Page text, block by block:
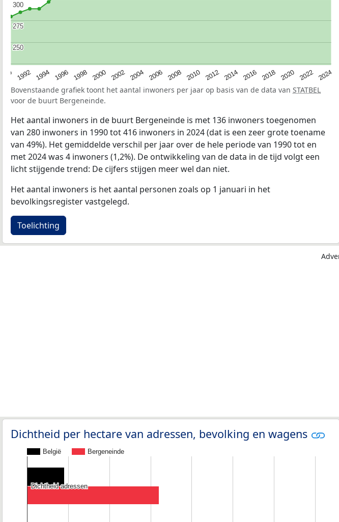
1992 1994 1996 1998 2000 2002 2004 2006 2008 2010 2012 2014 2016 2018 2020 2022 2024
250
250
275
275
300
300
Bovenstaande grafiek toont het aantal inwoners per jaar op basis van de data van STATBEL
voor de buurt Bergeneinde.
Het aantal inwoners in de buurt Bergeneinde is met 136 inwoners toegenomen
van 280 inwoners in 1990 tot 416 inwoners in 2024 (dat is een zeer grote toename
van 49%). Het gemiddelde verschil per jaar over de hele periode van 1990 tot en
met 2024 was 4 inwoners (1,2%). De ontwikkeling van de data in de tijd volgt een
licht stijgende trend: De cijfers stijgen meer wel dan niet.
Het aantal inwoners is het aantal personen zoals op 1 januari in het
bevolkingsregister vastgelegd.
Toelichting
Dichtheid per hectare van adressen, bevolking en wagens
België Bergeneinde
Dichtheid adressen
Dichtheid adressen